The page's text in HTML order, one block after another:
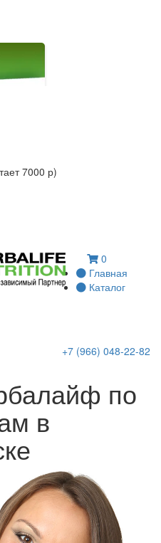
7000 р)
0
Главная
Каталог
+7 (966) 048-22-82
по
в